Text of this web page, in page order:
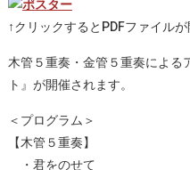
↑クリックするとPDFファイルが
木管５重奏・金管５重奏による
ト』が開催されます。
＜プログラム＞
【木管５重奏】
・君をのせて